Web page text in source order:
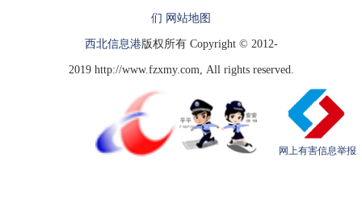
们 网站地图
西北信息港版权所有 Copyright © 2012-
2019 http://www.fzxmy.com, All rights reserved.
网上有害信息举报